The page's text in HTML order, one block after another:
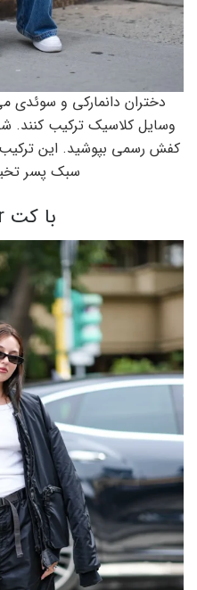
دختران دانمارکی و سوئدی
وسایل کلاسیک ترکیب کنند.
کفش رسمی بپوشید. این
سبک پسر
با کت Bumber